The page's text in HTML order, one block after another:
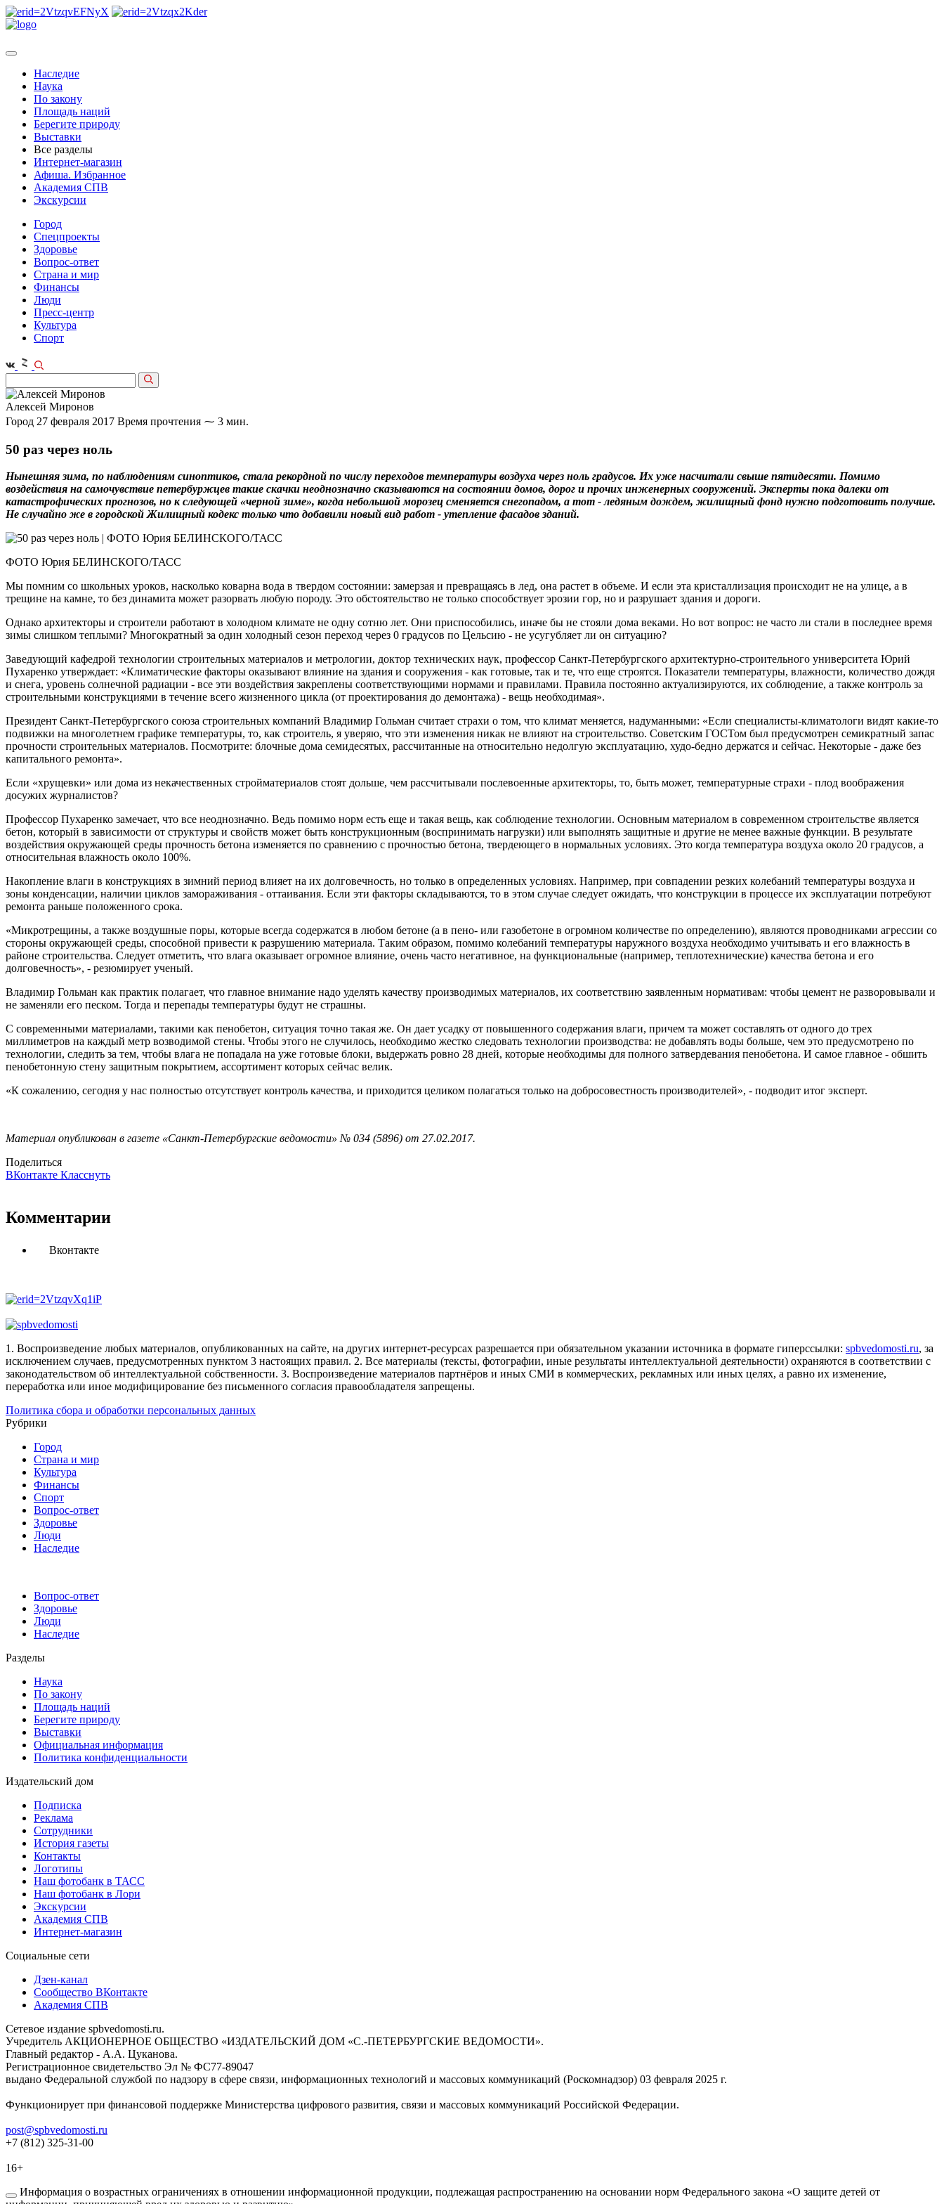
Наследие
Наука
По закону
Площадь наций
Берегите природу
Выставки
Все разделы
Интернет-магазин
Афиша. Избранное
Академия СПВ
Экскурсии
Город
Спецпроекты
Здоровье
Вопрос-ответ
Страна и мир
Финансы
Люди
Пресс-центр
Культура
Спорт
Алексей Миронов
Город 27 февраля 2017 Время прочтения ⁓ 3 мин.
50 раз через ноль
Нынешняя зима, по наблюдениям синоптиков, стала рекордной по числу переходов температуры воздуха через ноль градусов. Их уже насчитали свыше пятидесяти. Помимо
воздействия на самочувствие петербуржцев такие скачки неоднозначно сказываются на состоянии домов, дорог и прочих инженерных сооружений. Эксперты пока далеки от
катастрофических прогнозов, но к следующей «черной зиме», когда небольшой морозец сменяется снегопадом, а тот - ледяным дождем, жилищный фонд нужно подготовить получше.
Не случайно же в городской Жилищный кодекс только что добавили новый вид работ - утепление фасадов зданий.
ФОТО Юрия БЕЛИНСКОГО/ТАСС
Мы помним со школьных уроков, насколько коварна вода в твердом состоянии: замерзая и превращаясь в лед, она растет в объеме. И если эта кристаллизация происходит не на улице, а в
трещине на камне, то без динамита может разорвать любую породу. Это обстоятельство не только способствует эрозии гор, но и разрушает здания и дороги.
Однако архитекторы и строители работают в холодном климате не одну сотню лет. Они приспособились, иначе бы не стояли дома веками. Но вот вопрос: не часто ли стали в последнее время
зимы слишком теплыми? Многократный за один холодный сезон переход через 0 градусов по Цельсию - не усугубляет ли он ситуацию?
Заведующий кафедрой технологии строительных материалов и метрологии, доктор технических наук, профессор Санкт-Петербургского архитектурно-строительного университета Юрий
Пухаренко утверждает: «Климатические факторы оказывают влияние на здания и сооружения - как готовые, так и те, что еще строятся. Показатели температуры, влажности, количество дождя
и снега, уровень солнечной радиации - все эти воздействия закреплены соответствующими нормами и правилами. Правила постоянно актуализируются, их соблюдение, а также контроль за
строительными конструкциями в течение всего жизненного цикла (от проектирования до демонтажа) - вещь необходимая».
Президент Санкт-Петербургского союза строительных компаний Владимир Гольман считает страхи о том, что климат меняется, надуманными: «Если специалисты-климатологи видят какие-то
подвижки на многолетнем графике температуры, то, как строитель, я уверяю, что эти изменения никак не влияют на строительство. Советским ГОСТом был предусмотрен семикратный запас
прочности строительных материалов. Посмотрите: блочные дома семидесятых, рассчитанные на относительно недолгую эксплуатацию, худо-бедно держатся и сейчас. Некоторые - даже без
капитального ремонта».
Если «хрущевки» или дома из некачественных стройматериалов стоят дольше, чем рассчитывали послевоенные архитекторы, то, быть может, температурные страхи - плод воображения
досужих журналистов?
Профессор Пухаренко замечает, что все неоднозначно. Ведь помимо норм есть еще и такая вещь, как соблюдение технологии. Основным материалом в современном строительстве является
бетон, который в зависимости от структуры и свойств может быть конструкционным (воспринимать нагрузки) или выполнять защитные и другие не менее важные функции. В результате
воздействия окружающей среды прочность бетона изменяется по сравнению с прочностью бетона, твердеющего в нормальных условиях. Это когда температура воздуха около 20 градусов, а
относительная влажность около 100%.
Накопление влаги в конструкциях в зимний период влияет на их долговечность, но только в определенных условиях. Например, при совпадении резких колебаний температуры воздуха и
зоны конденсации, наличии циклов замораживания - оттаивания. Если эти факторы складываются, то в этом случае следует ожидать, что конструкции в процессе их эксплуатации потребуют
ремонта раньше положенного срока.
«Микротрещины, а также воздушные поры, которые всегда содержатся в любом бетоне (а в пено- или газобетоне в огромном количестве по определению), являются проводниками агрессии со
стороны окружающей среды, способной привести к разрушению материала. Таким образом, помимо колебаний температуры наружного воздуха необходимо учитывать и его влажность в
районе строительства. Следует отметить, что влага оказывает огромное влияние, очень часто негативное, на функциональные (например, теплотехнические) качества бетона и его
долговечность», - резюмирует ученый.
Владимир Гольман как практик полагает, что главное внимание надо уделять качеству производимых материалов, их соответствию заявленным нормативам: чтобы цемент не разворовывали и
не заменяли его песком. Тогда и перепады температуры будут не страшны.
С современными материалами, такими как пенобетон, ситуация точно такая же. Он дает усадку от повышенного содержания влаги, причем та может составлять от одного до трех
миллиметров на каждый метр возводимой стены. Чтобы этого не случилось, необходимо жестко следовать технологии производства: не добавлять воды больше, чем это предусмотрено по
технологии, следить за тем, чтобы влага не попадала на уже готовые блоки, выдержать ровно 28 дней, которые необходимы для полного затвердевания пенобетона. И самое главное - обшить
пенобетонную стену защитным покрытием, ассортимент которых сейчас велик.
«К сожалению, сегодня у нас полностью отсутствует контроль качества, и приходится целиком полагаться только на добросовестность производителей», - подводит итог эксперт.
Материал опубликован в газете «Санкт-Петербургские ведомости» № 034 (5896) от 27.02.2017.
Поделиться
ВКонтакте Класснуть
Комментарии
Вконтакте
1. Воспроизведение любых материалов, опубликованных на сайте, на других интернет-ресурсах разрешается при обязательном указании источника в формате гиперссылки: spbvedomosti.ru, за
исключением случаев, предусмотренных пунктом 3 настоящих правил. 2. Все материалы (тексты, фотографии, иные результаты интеллектуальной деятельности) охраняются в соответствии с
законодательством об интеллектуальной собственности. 3. Воспроизведение материалов партнёров и иных СМИ в коммерческих, рекламных или иных целях, а равно их изменение,
переработка или иное модифицирование без письменного согласия правообладателя запрещены.
Политика сбора и обработки персональных данных
Рубрики
Город
Страна и мир
Культура
Финансы
Спорт
Вопрос-ответ
Здоровье
Люди
Наследие
Вопрос-ответ
Здоровье
Люди
Наследие
Разделы
Наука
По закону
Площадь наций
Берегите природу
Выставки
Официальная информация
Политика конфиденциальности
Издательский дом
Подписка
Реклама
Сотрудники
История газеты
Контакты
Логотипы
Наш фотобанк в ТАСС
Наш фотобанк в Лори
Экскурсии
Академия СПВ
Интернет-магазин
Социальные сети
Дзен-канал
Сообщество ВКонтакте
Академия СПВ
Сетевое издание spbvedomosti.ru.
Учредитель АКЦИОНЕРНОЕ ОБЩЕСТВО «ИЗДАТЕЛЬСКИЙ ДОМ «С.-ПЕТЕРБУРГСКИЕ ВЕДОМОСТИ».
Главный редактор - А.А. Цуканова.
Регистрационное свидетельство Эл № ФС77-89047
выдано Федеральной службой по надзору в сфере связи, информационных технологий и массовых коммуникаций (Роскомнадзор) 03 февраля 2025 г.
Функционирует при финансовой поддержке Министерства цифрового развития, связи и массовых коммуникаций Российской Федерации.
post@spbvedomosti.ru
+7 (812) 325-31-00
16+
Информация о возрастных ограничениях в отношении информационной продукции, подлежащая распространению на основании норм Федерального закона «О защите детей от